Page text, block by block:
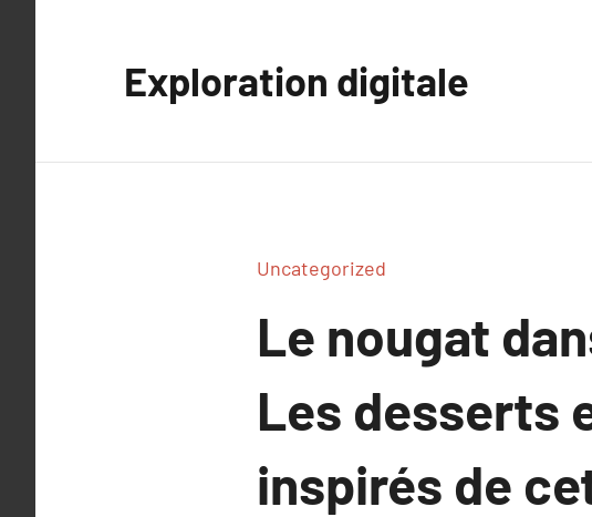
Exploration digitale
Uncategorized
Le nougat
Les desserts
inspirés de